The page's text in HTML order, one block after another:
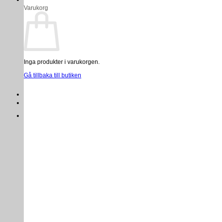
Varukorg
Inga produkter i varukorgen.
Gå tillbaka till butiken